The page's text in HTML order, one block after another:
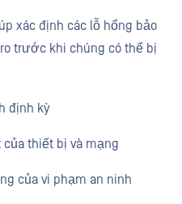
xác định các lỗ hổng bảo
trước khi chúng có thể bị
định kỳ
thiết bị và mạng
của vi phạm an ninh